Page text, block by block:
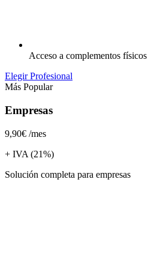
Acceso a complementos físicos
Elegir Profesional
Más Popular
Empresas
9,90€ /mes
+ IVA (21%)
Solución completa para empresas